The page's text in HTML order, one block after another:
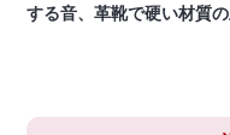
する音、革靴で硬い材質